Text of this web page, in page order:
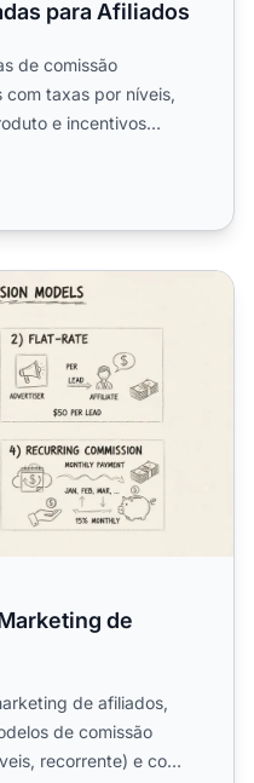
para Afiliados
de comissão
com taxas por níveis,
e incentivos
de Afiliados?
de
de afiliados,
de comissão
recorrente) e como